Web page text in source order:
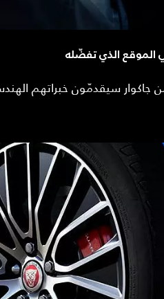
الموقع الذي تفضّله
سيقدمّون خبراتهم